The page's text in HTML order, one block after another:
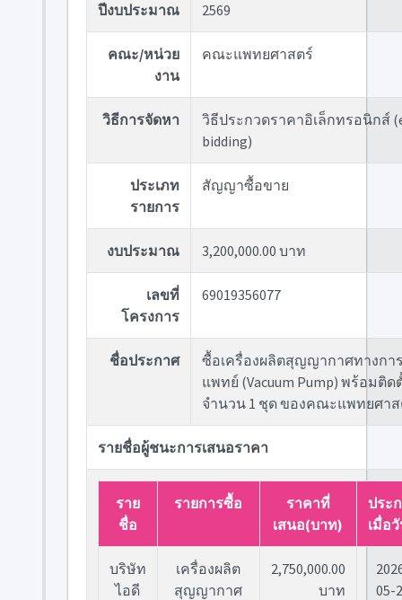
ปีงบประมาณ 2569
คณะ/หน่วย
งาน
คณะแพทยศาสตร์
วิธีการจัดหา
วิธีประกวดราคาอิเล็กทรอนิกส์
bidding)
ประเภท
รายการ
สัญญาซื้อขาย
งบประมาณ 3,200,000.00 บาท
เลขที่
โครงการ
69019356077
ชื่อประกาศ
ซื้อเครื่องผลิตสุญญากาศทางกา
แพทย์ (Vacuum Pump) พร้อมติด
จำนวน 1 ชุด ของคณะแพทยศา
รายชื่อผู้ชนะการเสนอราคา
ราย
ชื่อ
รายการซื้อ
ราคาที่
เสนอ(บาท)
ประ
เมื่อ
บริษัท
ไอดี
เครื่องผลิต
สุญญากาศ
2,750,000.00
บาท
05-